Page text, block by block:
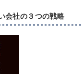
会社の３つの戦略